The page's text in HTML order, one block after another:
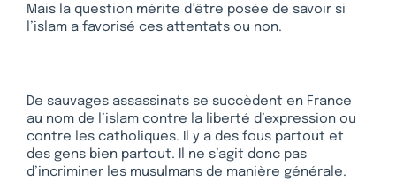
Mais la question mérite d’être posée de savoir si
l’islam a favorisé ces attentats ou non.
De sauvages assassinats se succèdent en France
au nom de l’islam contre la liberté d’expression ou
contre les catholiques. Il y a des fous partout et
des gens bien partout. Il ne s’agit donc pas
d’incriminer les musulmans de manière générale.